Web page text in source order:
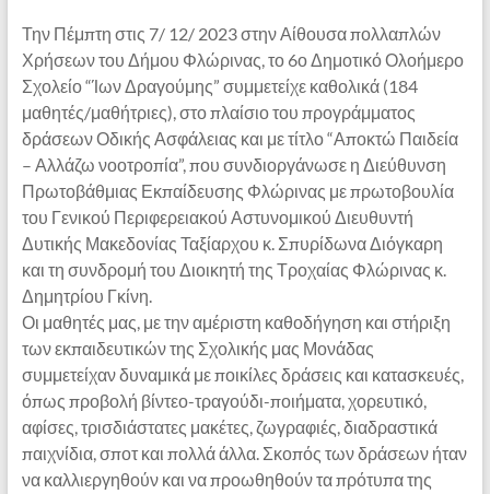
Δραγούμης"
Παλιά
Παιδαγωγική
Ακαδημία
Φλώρινας
Την Πέμπτη στις 7/ 12/ 2023 στην Αίθουσα πολλαπλών
Χρήσεων του Δήμου Φλώρινας, το 6ο Δημοτικό Ολοήμερο
Σχολείο “Ίων Δραγούμης” συμμετείχε καθολικά (184
μαθητές/μαθήτριες), στο πλαίσιο του προγράμματος
δράσεων Οδικής Ασφάλειας και με τίτλο “Αποκτώ Παιδεία
– Αλλάζω νοοτροπία”, που συνδιοργάνωσε η Διεύθυνση
Πρωτοβάθμιας Εκπαίδευσης Φλώρινας με πρωτοβουλία
του Γενικού Περιφερειακού Αστυνομικού Διευθυντή
Δυτικής Μακεδονίας Ταξίαρχου κ. Σπυρίδωνα Διόγκαρη
και τη συνδρομή του Διοικητή της Τροχαίας Φλώρινας κ.
Δημητρίου Γκίνη.
Οι μαθητές μας, με την αμέριστη καθοδήγηση και στήριξη
των εκπαιδευτικών της Σχολικής μας Μονάδας
συμμετείχαν δυναμικά με ποικίλες δράσεις και κατασκευές,
όπως προβολή βίντεο-τραγούδι-ποιήματα, χορευτικό,
αφίσες, τρισδιάστατες μακέτες, ζωγραφιές, διαδραστικά
παιχνίδια, σποτ και πολλά άλλα. Σκοπός των δράσεων ήταν
να καλλιεργηθούν και να προωθηθούν τα πρότυπα της